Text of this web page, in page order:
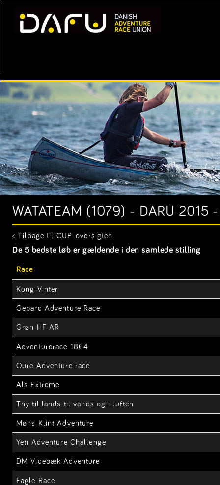
WATATEAM (1079) - DARU 2015
< Tilbage til CUP-oversigten
De 5 bedste løb er gældende i den samlede stilling
Race
Kong Vinter
Gepard Adventure Race
Grøn HF AR
Adventurerace 1864
Oure Adventure race
Als Extreme
Thy til lands til vands og i luften
Møns Klint Adventure
Yeti Adventure Challenge
DM Videbæk Adventure
Eagle Race